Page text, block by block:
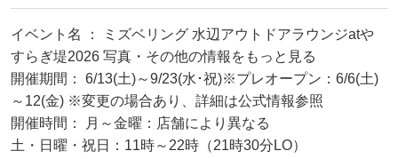
イベント名 ： ミズベリング 水辺アウトドアラウンジatや
すらぎ堤2026 写真・その他の情報をもっと見る
開催期間： 6/13(土)～9/23(水･祝)※プレオープン：6/6(土)
～12(金) ※変更の場合あり、詳細は公式情報参照
開催時間： 月～金曜：店舗により異なる
土・日曜・祝日：11時～22時（21時30分LO）